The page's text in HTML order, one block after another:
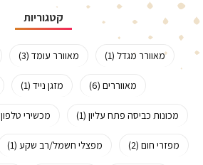
קטגוריות
מאוורר מגדל (1) מאוורר עומד (3)
מאווררים (6) מזגן נייד (1)
מכונות כביסה פתח עליון (1) מכשירי טלפון
מפזרי חום (2) מפצלי חשמל/רב שקע (1)